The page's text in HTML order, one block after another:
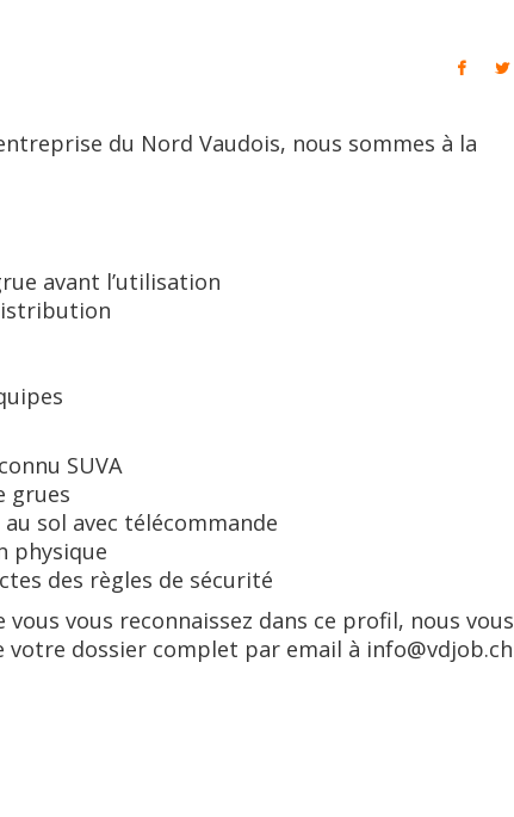
du Nord Vaudois, nous sommes à la
avant l’utilisation
SUVA
grues
sol avec télécommande
physique
des règles de sécurité
vous reconnaissez dans ce profil, nous vous
dossier complet par email à info@vdjob.ch